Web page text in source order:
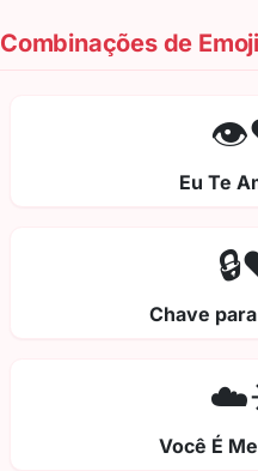
Combinações de
Eu Te
Chave
Você É